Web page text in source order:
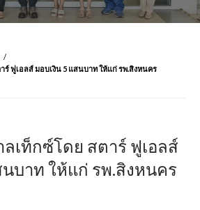
ร์ ฟูเอลส์ มอบเงิน 5 แสนบาท ให้แก่ รพ.สิงหนคร
ลเท็กซ์โดย สตาร์ ฟูเอลส์
นบาท ให้แก่ รพ.สิงหนคร